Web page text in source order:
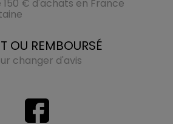
€ d'achats en France
OU REMBOURSÉ
changer d'avis